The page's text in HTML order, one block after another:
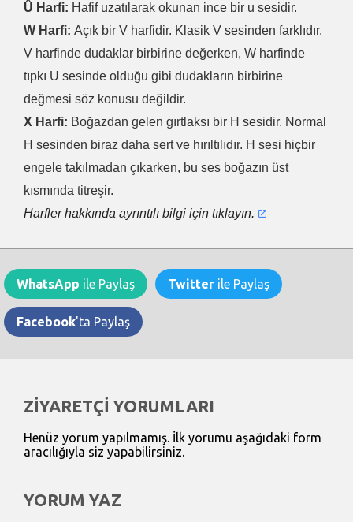
Û Harfi: Hafif uzatılarak okunan ince bir u sesidir.
W Harfi: Açık bir V harfidir. Klasik V sesinden farklıdır.
V harfinde dudaklar birbirine değerken, W harfinde
tıpkı U sesinde olduğu gibi dudakların birbirine
değmesi söz konusu değildir.
X Harfi: Boğazdan gelen gırtlaksı bir H sesidir. Normal
H sesinden biraz daha sert ve hırıltılıdır. H sesi hiçbir
engele takılmadan çıkarken, bu ses boğazın üst
kısmında titreşir.
Harfler hakkında ayrıntılı bilgi için tıklayın.
WhatsApp ile Paylaş Twitter ile Paylaş
Facebook'ta Paylaş
ZİYARETÇİ YORUMLARI
Henüz yorum yapılmamış. İlk yorumu aşağıdaki form
aracılığıyla siz yapabilirsiniz.
YORUM YAZ